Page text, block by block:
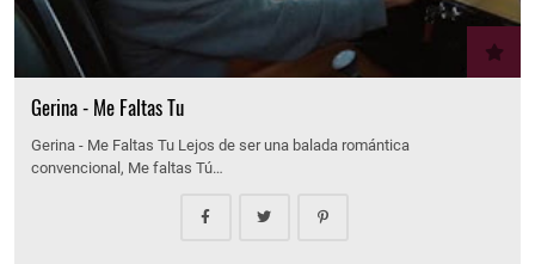
Gerina - Me Faltas Tu
Gerina - Me Faltas Tu Lejos de ser una balada romántica
convencional, Me faltas Tú…